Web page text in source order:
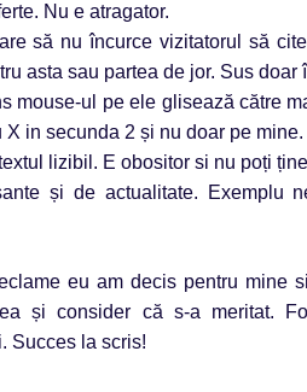
Nu e atragator.
să nu încurce vizitatorul să
asta sau partea de jor. Sus doar
mouse-ul pe ele glisează către
in secunda 2 și nu doar pe mine.
lizibil. E obositor si nu poți
și de actualitate. Exemplu
eu am decis pentru mine
și consider că s-a meritat.
Succes la scris!